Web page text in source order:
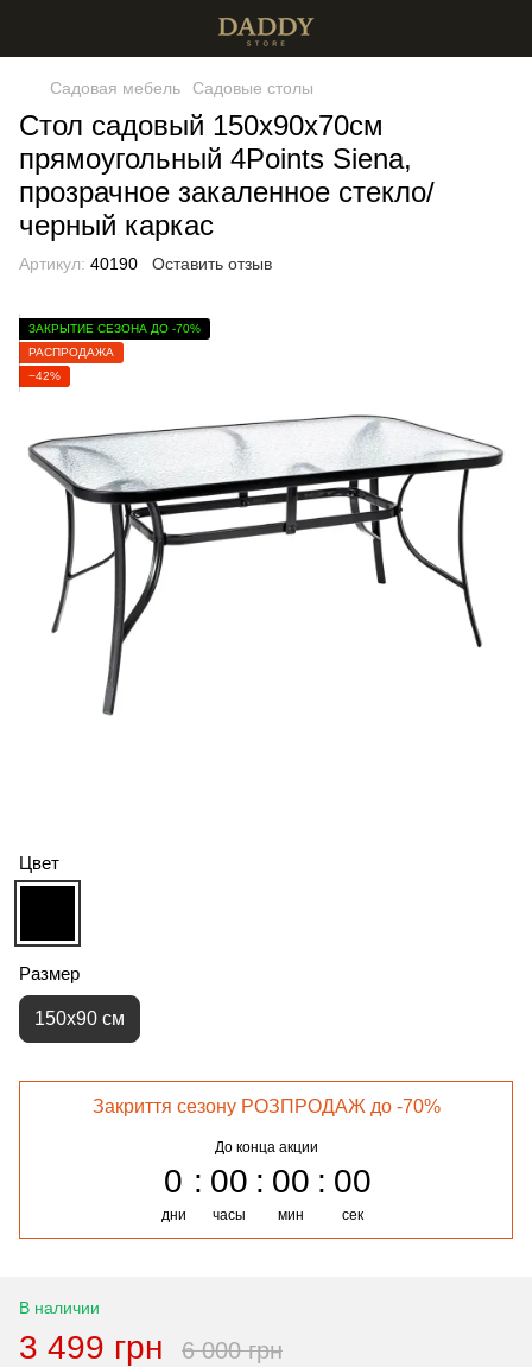
Садовая мебель Садовые столы
Стол садовый 150х90х70см
прямоугольный 4Points Siena,
прозрачное закаленное стекло/
черный каркас
Артикул: 40190 Оставить отзыв
ЗАКРЫТИЕ СЕЗОНА ДО -70%
РАСПРОДАЖА
−42%
Цвет
Размер
150х90 см
Закриття сезону РОЗПРОДАЖ до -70%
До конца акции
0
дни
00
часы
00
мин
00
сек
В наличии
3 499 грн 6 000 грн